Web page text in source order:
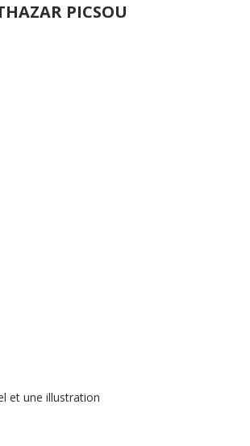
PICSOU
et une illustration